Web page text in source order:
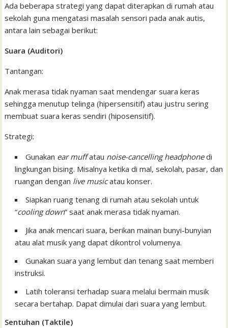
Ada beberapa strategi yang dapat diterapkan di rumah atau
sekolah guna mengatasi masalah sensori pada anak autis,
antara lain sebagai berikut:
Suara (Auditori)
Tantangan:
Anak merasa tidak nyaman saat mendengar suara keras
sehingga menutup telinga (hipersensitif) atau justru sering
membuat suara keras sendiri (hiposensitif).
Strategi:
Gunakan ear muffatau noise-cancelling headphonedi
lingkungan bising. Misalnya ketika di mal, sekolah, pasar, dan
ruangan dengan live musicatau konser.
Siapkan ruang tenang di rumah atau sekolah untuk
“cooling down” saat anak merasa tidak nyaman.
Jika anak mencari suara, berikan mainan bunyi-bunyian
atau alat musik yang dapat dikontrol volumenya.
Gunakan suara yang lembut dan tenang saat memberi
instruksi.
Latih toleransi terhadap suara melalui bermain musik
secara bertahap. Dapat dimulai dari suara yang lembut.
Sentuhan (Taktile)